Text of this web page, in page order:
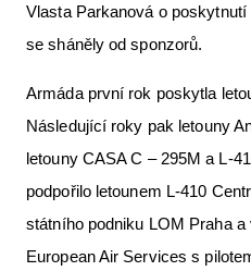
Vlasta Parkanová o
se sháněly od sponzorů.
Armáda první rok poskytla
Následující roky pak letouny
letouny CASA C – 295M a L-
podpořilo letounem L-410
státního podniku LOM Praha
European Air Services s